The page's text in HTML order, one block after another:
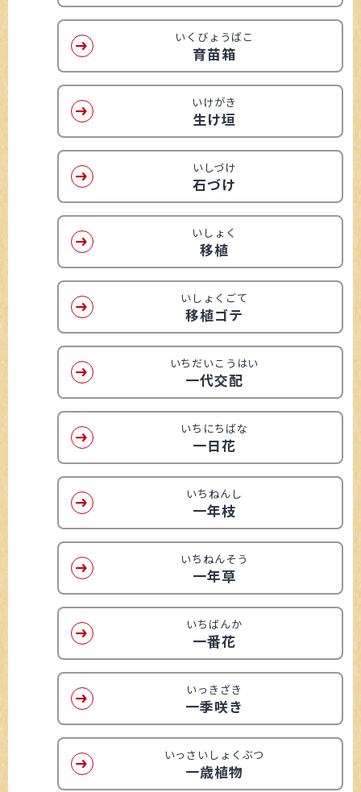
いくびょうばこ
育苗箱
いけがき
生け垣
いしづけ
石づけ
いしょく
移植
いしょくごて
移植ゴテ
いちだいこうはい
一代交配
いちにちばな
一日花
いちねんし
一年枝
いちねんそう
一年草
いちばんか
一番花
いっきざき
一季咲き
いっさいしょくぶつ
一歳植物